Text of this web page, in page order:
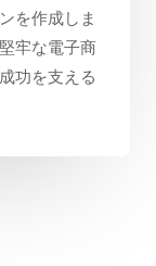
を作成しま
牢な電子商
功を支える